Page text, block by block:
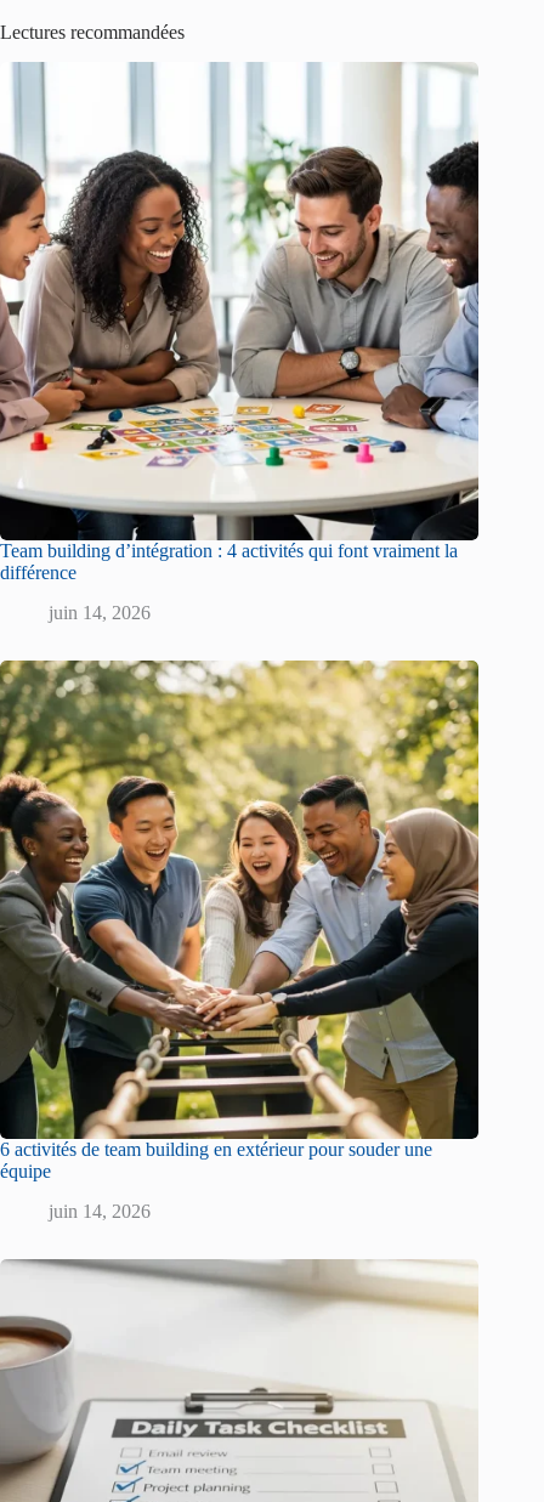
Lectures recommandées
Team building d’intégration : 4 activités qui font vraiment la
différence
juin 14, 2026
6 activités de team building en extérieur pour souder une
équipe
juin 14, 2026